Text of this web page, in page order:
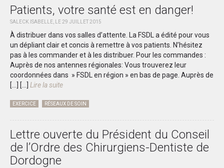
Patients, votre santé est en danger!
SALECK.ISABELLE, LE 29 JUILLET 2015
À distribuer dans vos salles d’attente. La FSDL a édité pour vous
un dépliant clair et concis à remettre à vos patients. N’hésitez
pas à les commander et à les distribuer. Pour les commandes :
Auprès de nos antennes régionales: Vous trouverez leur
coordonnées dans » FSDL en région » en bas de page. Auprès de
[…]
[...] Lire la suite
EXERCICE RÉSEAUX DE SOIN
Lettre ouverte du Président du Conseil
de l’Ordre des Chirurgiens-Dentiste de
Dordogne